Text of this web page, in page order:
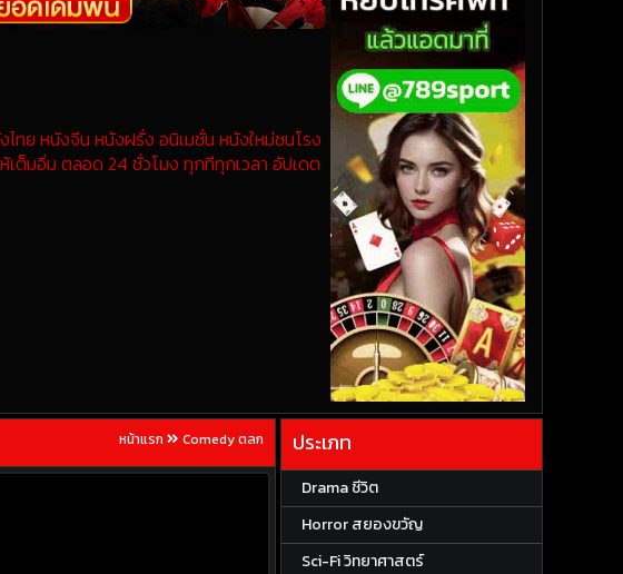
ทย หนังจีน หนังฝรั่ง อนิเมชั่น หนังใหม่ชนโรง
เต็มอิ่ม ตลอด 24 ชั่วโมง ทุกทีทุกเวลา อัปเดต
หน้าแรก Comedy ตลก ประเภท
Drama ชีวิต
Horror สยองขวัญ
Sci-Fi วิทยาศาสตร์